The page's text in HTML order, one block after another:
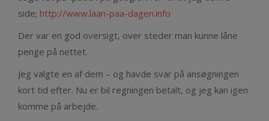
side; http://www.laan-paa-dagen.info
Der var en god oversigt, over steder man kunne låne
penge på nettet.
Jeg valgte en af dem – og havde svar på ansøgningen
kort tid efter. Nu er bil regningen betalt, og jeg kan igen
komme på arbejde.